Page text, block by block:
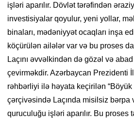
işləri aparılır. Dövlət tərəfindən
investisiyalar qoyulur, yeni yollar,
binaları, mədəniyyət ocaqları inşa
köçürülən ailələr var və bu proses
Laçını əvvəlkindən də gözəl və
çevirməkdir. Azərbaycan Prezidenti
rəhbərliyi ilə həyata keçirilən “Böyük
çərçivəsində Laçında misilsiz bərpa
quruculuğu işləri aparılır. Bu proses